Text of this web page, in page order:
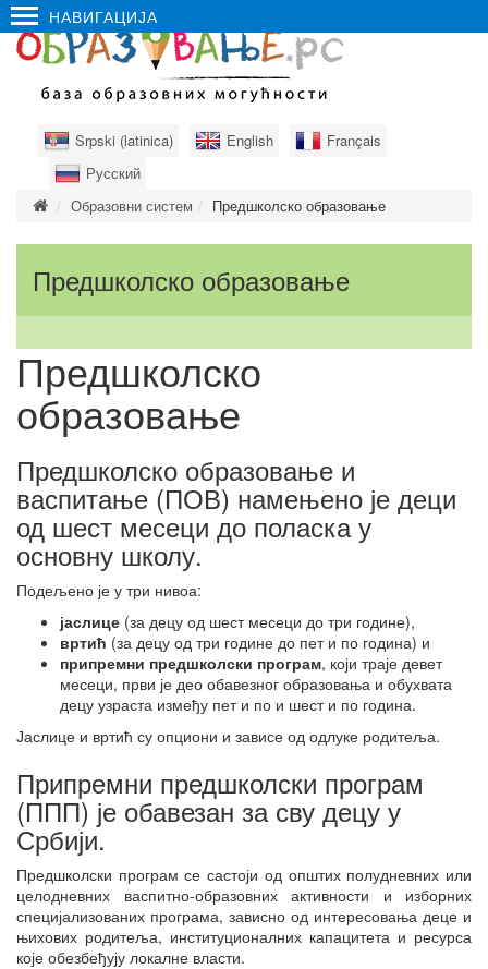
НАВИГАЦИЈА
Srpski (latinica) English
Français
Русский
Образовни систем
Предшколско образовање
Предшколско образовање
Предшколско
образовање
Предшколско образовање и
васпитање (ПОВ) намењено је деци
од шест месеци до поласка у
основну школу.
Подељено је у три нивоа:
јаслице (за децу од шест месеци до три године),
вртић (за децу од три године до пет и по година) и
припремни предшколски програм, који траје девет
месеци, први је део обавезног образовања и обухвата
децу узраста између пет и по и шест и по година.
Јаслице и вртић су опциони и зависе од одлуке родитеља.
Припремни предшколски програм
(ППП) је обавезан за сву децу у
Србији.
Предшколски програм се састоји од општих полудневних или
целодневних васпитно-образовних активности и изборних
специјализованих програма, зависно од интересовања деце и
њихових родитеља, институционалних капацитета и ресурса
које обезбеђују локалне власти.